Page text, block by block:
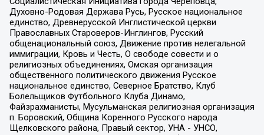
Духовно-Родовая Держава Русь, Русское национальное
единство, Древнерусской Инглистической церкви
Православных Староверов-Инглингов, Русский
общенациональный союз, Движение против нелегальной
иммиграции, Кровь и Честь, О свободе совести и о
религиозных объединениях, Омская организация
общественного политического движения Русское
национальное единство, Северное Братство, Клуб
Болельщиков Футбольного Клуба Динамо,
Файзрахманисты, Мусульманская религиозная организация
п. Боровский, Община Коренного Русского народа
Щелковского района, Правый сектор, УНА - УНСО,